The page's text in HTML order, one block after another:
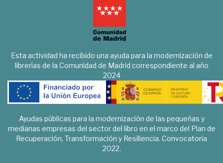
Esta actividad ha recibido una ayuda para la modernización de
librerías de la Comunidad de Madrid correspondiente al año
2024
Ayudas públicas para la modernización de las pequeñas y
medianas empresas del sector del libro en el marco del Plan de
Recuperación, Transformación y Resiliencia. Convocatoria
2022.